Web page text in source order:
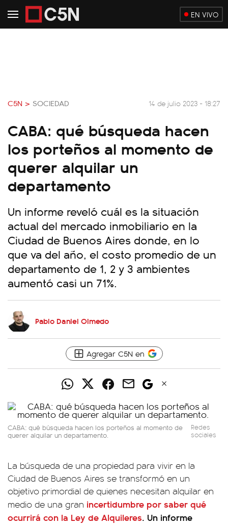
EN VIVO
C5N > SOCIEDAD 14 de julio 2023 - 18:27
CABA: qué búsqueda hacen
los porteños al momento de
querer alquilar un
departamento
Un informe reveló cuál es la situación
actual del mercado inmobiliario en la
Ciudad de Buenos Aires donde, en lo
que va del año, el costo promedio de un
departamento de 1, 2 y 3 ambientes
aumentó casi un 71%.
Pablo Daniel Olmedo
Agregar C5N en
CABA: qué búsqueda hacen los porteños al momento de
querer alquilar un departamento.
Redes
sociales
La búsqueda de una propiedad para vivir en la
Ciudad de Buenos Aires se transformó en un
objetivo primordial de quienes necesitan alquilar en
medio de una gran incertidumbre por saber qué
ocurrirá con la Ley de Alquileres. Un informe